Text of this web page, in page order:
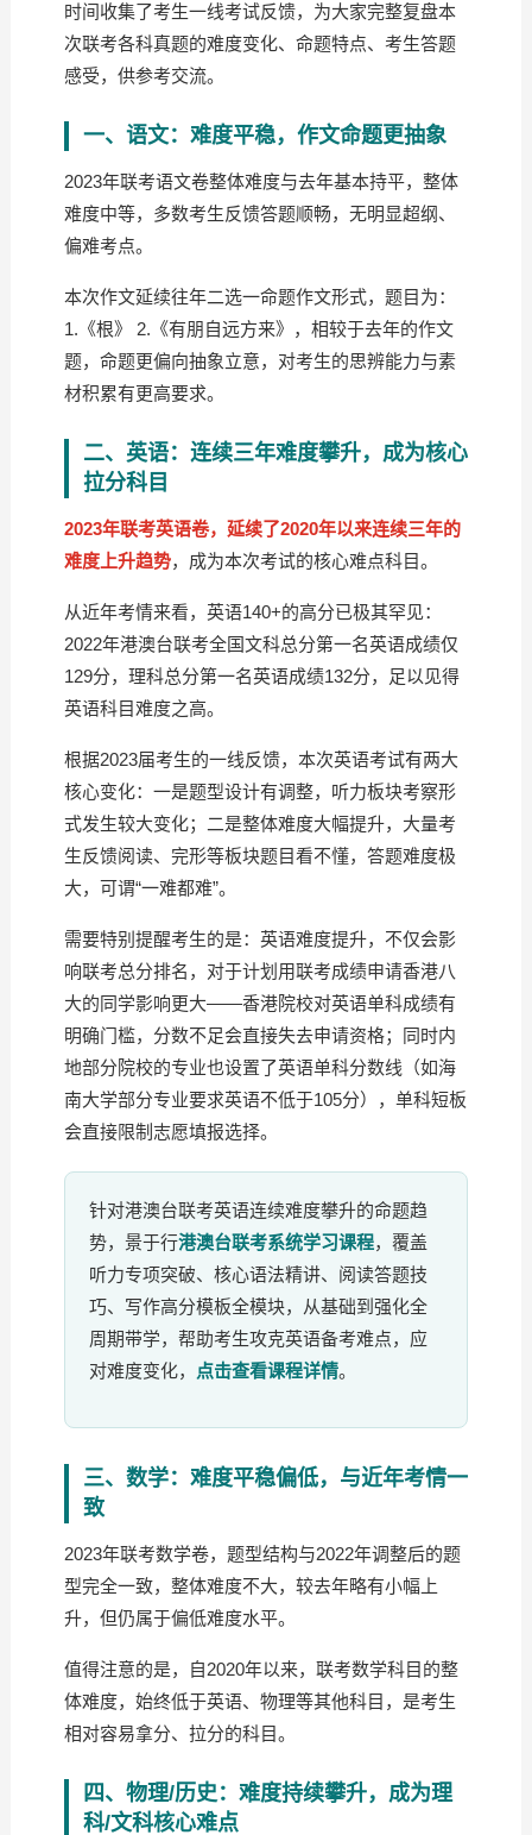
时间收集了考生一线考试反馈，为大家完整复盘本
次联考各科真题的难度变化、命题特点、考生答题
感受，供参考交流。
一、语文：难度平稳，作文命题更抽象
2023年联考语文卷整体难度与去年基本持平，整体
难度中等，多数考生反馈答题顺畅，无明显超纲、
偏难考点。
本次作文延续往年二选一命题作文形式，题目为：
1.《根》 2.《有朋自远方来》，相较于去年的作文
题，命题更偏向抽象立意，对考生的思辨能力与素
材积累有更高要求。
二、英语：连续三年难度攀升，成为核心
拉分科目
2023年联考英语卷，延续了2020年以来连续三年的
难度上升趋势，成为本次考试的核心难点科目。
从近年考情来看，英语140+的高分已极其罕见：
2022年港澳台联考全国文科总分第一名英语成绩仅
129分，理科总分第一名英语成绩132分，足以见得
英语科目难度之高。
根据2023届考生的一线反馈，本次英语考试有两大
核心变化：一是题型设计有调整，听力板块考察形
式发生较大变化；二是整体难度大幅提升，大量考
生反馈阅读、完形等板块题目看不懂，答题难度极
大，可谓“一难都难”。
需要特别提醒考生的是：英语难度提升，不仅会影
响联考总分排名，对于计划用联考成绩申请香港八
大的同学影响更大——香港院校对英语单科成绩有
明确门槛，分数不足会直接失去申请资格；同时内
地部分院校的专业也设置了英语单科分数线（如海
南大学部分专业要求英语不低于105分），单科短板
会直接限制志愿填报选择。
针对港澳台联考英语连续难度攀升的命题趋
势，景于行港澳台联考系统学习课程，覆盖
听力专项突破、核心语法精讲、阅读答题技
巧、写作高分模板全模块，从基础到强化全
周期带学，帮助考生攻克英语备考难点，应
对难度变化，
点击查看课程详情。
三、数学：难度平稳偏低，与近年考情一
致
2023年联考数学卷，题型结构与2022年调整后的题
型完全一致，整体难度不大，较去年略有小幅上
升，但仍属于偏低难度水平。
值得注意的是，自2020年以来，联考数学科目的整
体难度，始终低于英语、物理等其他科目，是考生
相对容易拿分、拉分的科目。
四、物理/历史：难度持续攀升，成为理
科/文科核心难点